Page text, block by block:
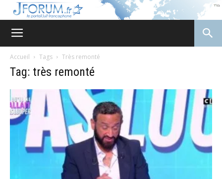
Accueil Tags Très remonté
Tag: très remonté